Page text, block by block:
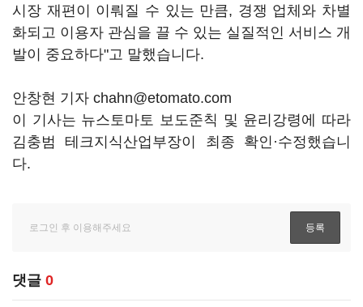
시장 재편이 이뤄질 수 있는 만큼, 경쟁 업체와 차별
화되고 이용자 관심을 끌 수 있는 실질적인 서비스 개
발이 중요하다"고 말했습니다.
안창현 기자 chahn@etomato.com
이 기사는 뉴스토마토 보도준칙 및 윤리강령에 따라
김충범 테크지식산업부장이 최종 확인·수정했습니
다.
댓글 0